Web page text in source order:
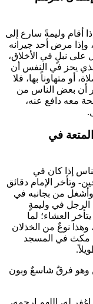
أقام وليمةً سارع إلى
مرض أحد جيرانه
على نبلٍ في الأخلاق،
يحز في النفس أن
أو متهاوناً بها، فلا
أن بعض الناس من
معه دافع عنه،
في
إذا كان في
وتأخر الإمام دقائق
من بجانبه في
الرجل في وليمةٍ
العشاء؛ لما
نوعٌ من الخذلان
مكث في المسجد
وهو فرقٌ شاسعٌ وبون